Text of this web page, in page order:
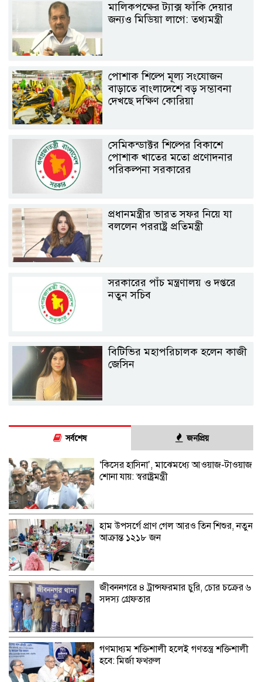
মালিকপক্ষের ট্যাক্স ফাঁকি দেয়ার
জন্যও মিডিয়া লাগে: তথ্যমন্ত্রী
পোশাক শিল্পে মূল্য সংযোজন
বাড়াতে বাংলাদেশে বড় সম্ভাবনা
দেখছে দক্ষিণ কোরিয়া
সেমিকন্ডাক্টর শিল্পের বিকাশে
পোশাক খাতের মতো প্রণোদনার
পরিকল্পনা সরকারের
প্রধানমন্ত্রীর ভারত সফর নিয়ে যা
বললেন পররাষ্ট্র প্রতিমন্ত্রী
সরকারের পাঁচ মন্ত্রণালয় ও দপ্তরে
নতুন সচিব
বিটিভির মহাপরিচালক হলেন কাজী
জেসিন
সর্বশেষ জনপ্রিয়
‘কিসের হাসিনা’, মাঝেমধ্যে আওয়াজ-টাওয়াজ
শোনা যায়: স্বরাষ্ট্রমন্ত্রী
হাম উপসর্গে প্রাণ গেল আরও তিন শিশুর, নতুন
আক্রান্ত ১২১৮ জন
জীবননগরে ৪ ট্রান্সফরমার চুরি, চোর চক্রের ৬
সদস্য গ্রেফতার
গণমাধ্যম শক্তিশালী হলেই গণতন্ত্র শক্তিশালী
হবে: মির্জা ফখরুল